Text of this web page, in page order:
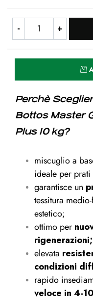
Perchè
Bottos Master
Plus 10 kg?
miscuglio a
ideale per
garantisce un
tessitura
estetico;
ottimo per
rigenerazioni;
elevata
condizioni
rapido
veloce in 4-